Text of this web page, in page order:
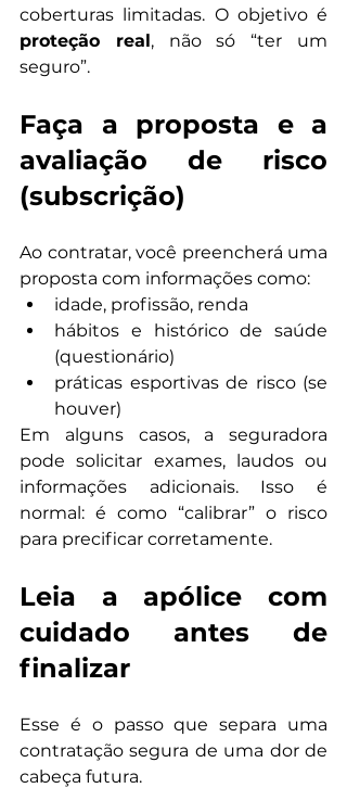
proteção real, não só “ter um
seguro”.
Faça a proposta e a
avaliação de risco
(subscrição)
Ao contratar, você preencherá uma
proposta com informações como:
idade, profissão, renda
hábitos e histórico de saúde
(questionário)
práticas esportivas de risco (se
houver)
Em alguns casos, a seguradora
pode solicitar exames, laudos ou
informações adicionais. Isso é
normal: é como “calibrar” o risco
para precificar corretamente.
Leia a apólice com
cuidado antes de
finalizar
Esse é o passo que separa uma
contratação segura de uma dor de
cabeça futura.